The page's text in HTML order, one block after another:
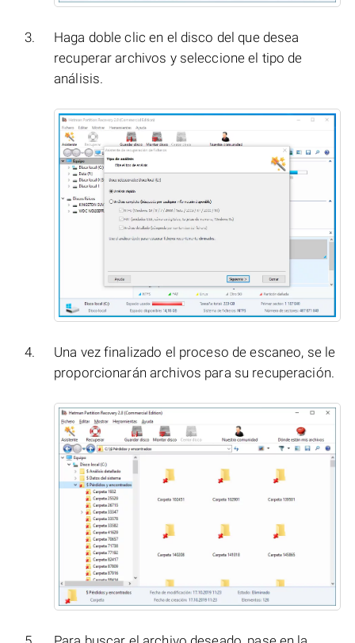
Haga doble clic en el disco del que desea
recuperar archivos y seleccione el tipo de
análisis.
Una vez finalizado el proceso de escaneo, se le
proporcionarán archivos para su recuperación.